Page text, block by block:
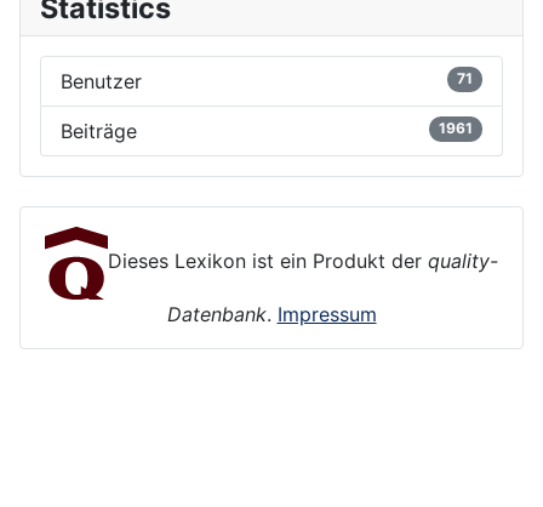
Statistics
Benutzer 71
Beiträge 1961
Dieses Lexikon ist ein Produkt der quality-
Datenbank. Impressum